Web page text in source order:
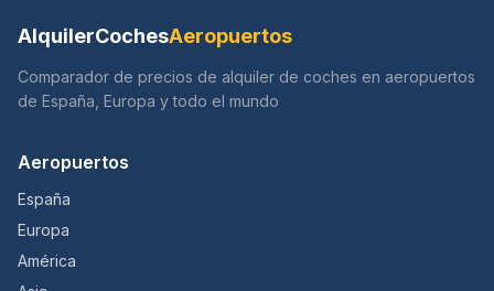
AlquilerCochesAeropuertos
Comparador de precios de alquiler de coches en aeropuertos
de España, Europa y todo el mundo
Aeropuertos
España
Europa
América